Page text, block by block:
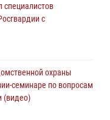
специалистов
с
охраны
семинаре по вопросам
(видео)